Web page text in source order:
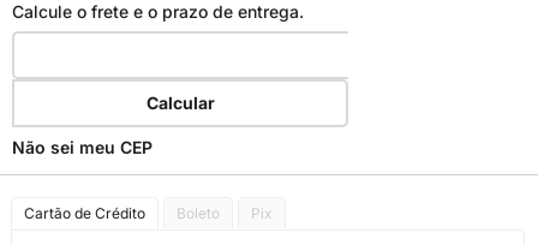
Calcule o frete e o prazo de entrega.
Calcular
Não sei meu CEP
Cartão de Crédito Boleto Pix